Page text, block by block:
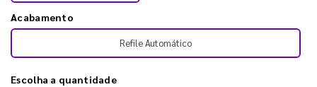
Acabamento
Refile Automático
Escolha a quantidade